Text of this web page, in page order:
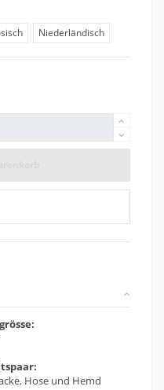
Niederländisch
Hose und Hemd